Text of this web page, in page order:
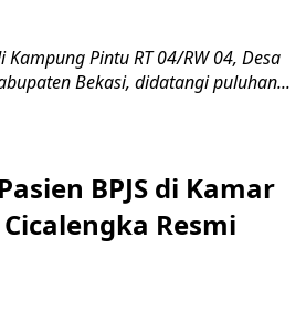
Pintu RT 04/RW 04, Desa
Bekasi, didatangi puluhan...
BPJS di Kamar
Resmi